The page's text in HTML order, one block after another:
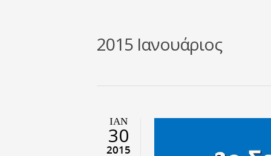
2015 Ιανουάριος
ΙΑΝ
30
2015